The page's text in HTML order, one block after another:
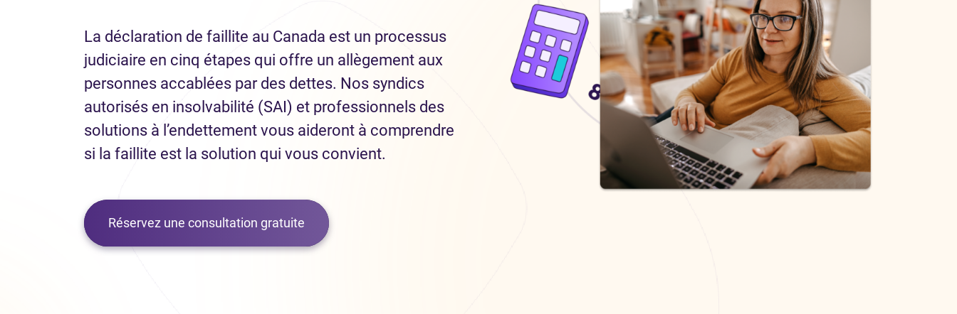
La déclaration de faillite au Canada est un processus
judiciaire en cinq étapes qui offre un allègement aux
personnes accablées par des dettes. Nos syndics
autorisés en insolvabilité (SAI) et professionnels des
solutions à l’endettement vous aideront à comprendre
si la faillite est la solution qui vous convient.
Réservez une consultation gratuite